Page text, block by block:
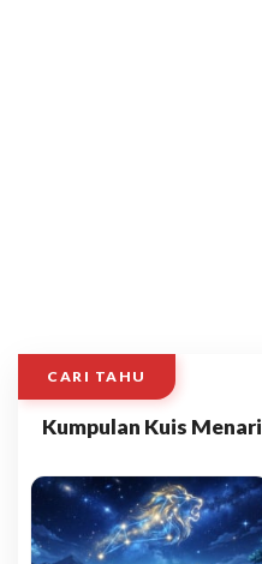
CARI TAHU
Kumpulan Kuis